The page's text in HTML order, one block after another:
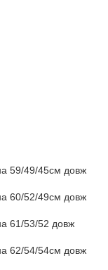
59/49/45см довж
60/52/49см довж
61/53/52 довж
62/54/54см довж